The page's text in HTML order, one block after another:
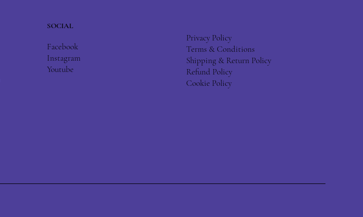
SOCIAL
Facebook
Instagram
Youtube
Privacy Policy
Terms & Conditions
Shipping & Return Policy
Refund Policy
Cookie Policy